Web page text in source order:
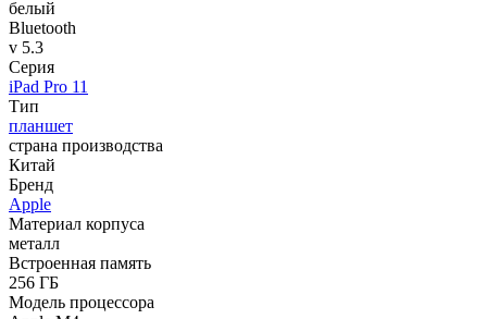
белый
Bluetooth
v 5.3
Серия
iPad Pro 11
Тип
планшет
страна производства
Китай
Бренд
Apple
Материал корпуса
металл
Встроенная память
256 ГБ
Модель процессора